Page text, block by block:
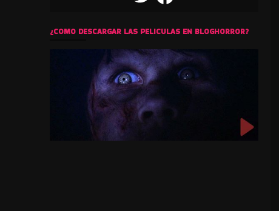
¿COMO DESCARGAR LAS PELICULAS EN BLOGHORROR?